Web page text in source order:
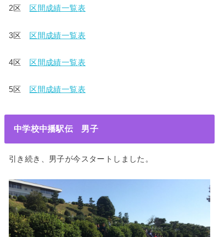
2区 区間成績一覧表
3区 区間成績一覧表
4区 区間成績一覧表
5区 区間成績一覧表
中学校中播駅伝 男子
引き続き、男子が今スタートしました。